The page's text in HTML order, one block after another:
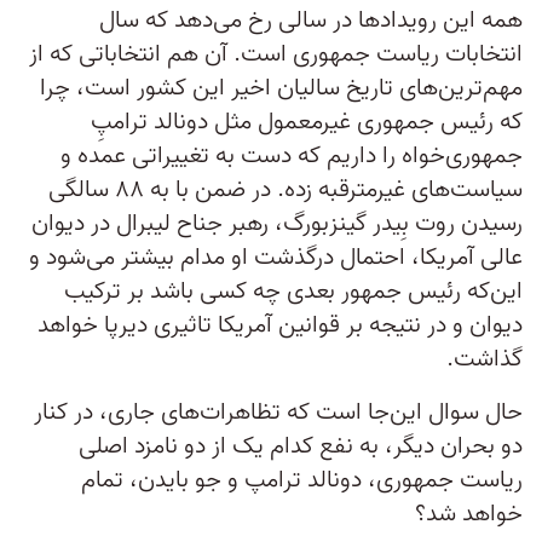
همه این رویدادها در سالی رخ می‌دهد که سال
انتخابات ریاست‌ جمهوری است. آن هم انتخاباتی که از
مهم‌ترین‌های تاریخ سالیان اخیر این کشور است، چرا
که رئیس‌ جمهوری غیرمعمول مثل دونالد ترامپِ
جمهو‌ری‌خواه را داریم که دست به تغییراتی عمده و
سیاست‌های غیرمترقبه زده. در ضمن با به ۸۸ سالگی
رسیدن روت بِیدر گینزبورگ، رهبر جناح لیبرال در دیوان
عالی آمریکا، احتمال درگذشت او مدام بیشتر می‌شود و
این‌که رئیس‌ جمهور بعدی چه کسی باشد بر ترکیب
دیوان و در نتیجه بر قوانین آمریکا تاثیری دیرپا خواهد
گذاشت.
حال سوال این‌جا است که تظاهرات‌های جاری، در کنار
دو بحران دیگر، به نفع کدام یک از دو نامزد اصلی
ریاست‌ جمهوری، دونالد ترامپ و جو بایدن، تمام
خواهد شد؟‌